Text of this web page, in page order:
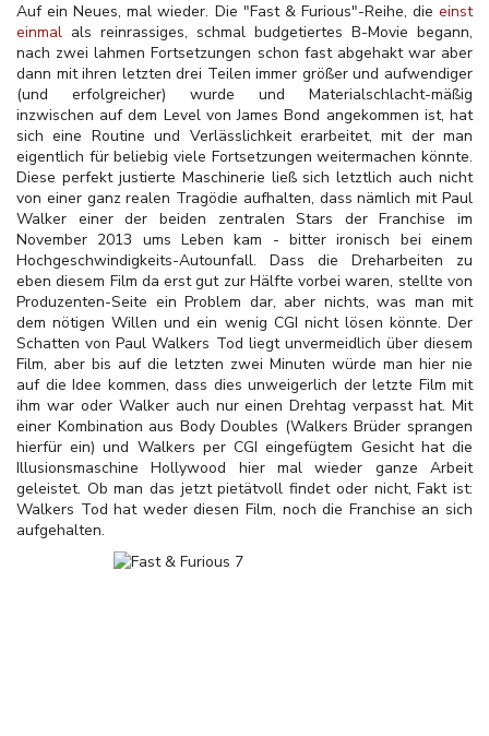
Auf ein Neues, mal wieder. Die "Fast & Furious"-Reihe, die einst
einmal als reinrassiges, schmal budgetiertes B-Movie begann,
nach zwei lahmen Fortsetzungen schon fast abgehakt war aber
dann mit ihren letzten drei Teilen immer größer und aufwendiger
(und erfolgreicher) wurde und Materialschlacht-mäßig
inzwischen auf dem Level von James Bond angekommen ist, hat
sich eine Routine und Verlässlichkeit erarbeitet, mit der man
eigentlich für beliebig viele Fortsetzungen weitermachen könnte.
Diese perfekt justierte Maschinerie ließ sich letztlich auch nicht
von einer ganz realen Tragödie aufhalten, dass nämlich mit Paul
Walker einer der beiden zentralen Stars der Franchise im
November 2013 ums Leben kam - bitter ironisch bei einem
Hochgeschwindigkeits-Autounfall. Dass die Dreharbeiten zu
eben diesem Film da erst gut zur Hälfte vorbei waren, stellte von
Produzenten-Seite ein Problem dar, aber nichts, was man mit
dem nötigen Willen und ein wenig CGI nicht lösen könnte. Der
Schatten von Paul Walkers Tod liegt unvermeidlich über diesem
Film, aber bis auf die letzten zwei Minuten würde man hier nie
auf die Idee kommen, dass dies unweigerlich der letzte Film mit
ihm war oder Walker auch nur einen Drehtag verpasst hat. Mit
einer Kombination aus Body Doubles (Walkers Brüder sprangen
hierfür ein) und Walkers per CGI eingefügtem Gesicht hat die
Illusionsmaschine Hollywood hier mal wieder ganze Arbeit
geleistet. Ob man das jetzt pietätvoll findet oder nicht, Fakt ist:
Walkers Tod hat weder diesen Film, noch die Franchise an sich
aufgehalten.